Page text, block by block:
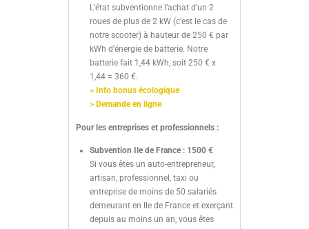
L’état subventionne l’achat d’un 2
roues de plus de 2 kW (c’est le cas de
notre scooter) à hauteur de 250 € par
kWh d’énergie de batterie. Notre
batterie fait 1,44 kWh, soit 250 € x
1,44 = 360 €.
> Info bonus écologique
> Demande en ligne
Pour les entreprises et professionnels :
Subvention Ile de France : 1500 €
Si vous êtes un auto-entrepreneur,
artisan, professionnel, taxi ou
entreprise de moins de 50 salariés
demeurant en Ile de France et exerçant
depuis au moins un an, vous êtes